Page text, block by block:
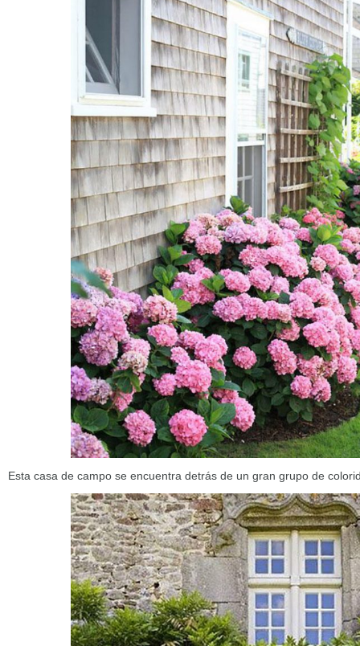
Esta casa de campo se encuentra detrás de un gran grupo de